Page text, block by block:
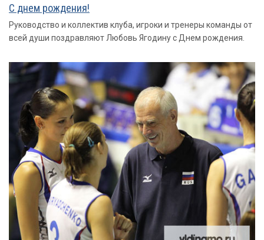
С днем рождения!
Руководство и коллектив клуба, игроки и тренеры команды от
всей души поздравляют Любовь Ягодину с Днем рождения.